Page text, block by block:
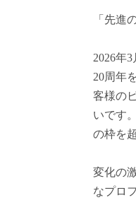
「先進
2026年
20周年
客様の
いです
の枠を
変化の
なプロ